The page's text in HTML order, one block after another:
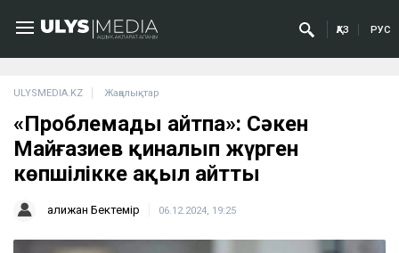
ҚАЗ РУС
ULYSMEDIA.KZ Жаңалықтар
«Проблемаңды айтпа»: Сәкен
Майғазиев қиналып жүрген
көпшілікке ақыл айтты
Қалижан Бектемір 06.12.2024, 19:25